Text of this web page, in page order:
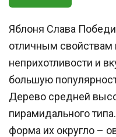
Яблоня Слава
отличным свойствам
неприхотливости и
большую
Дерево средней
пирамидального
форма их округло –